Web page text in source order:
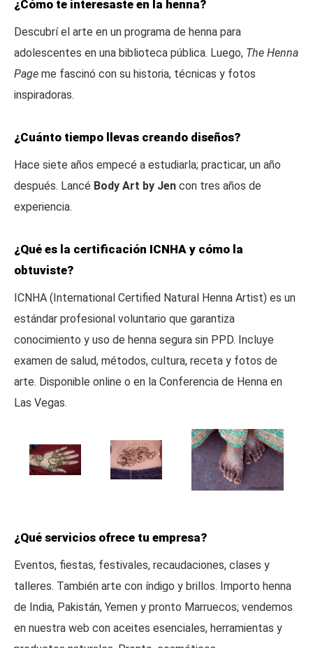
¿Cómo te interesaste en la henna?
Descubrí el arte en un programa de henna para
adolescentes en una biblioteca pública. Luego, The Henna
Page me fascinó con su historia, técnicas y fotos
inspiradoras.
¿Cuánto tiempo llevas creando diseños?
Hace siete años empecé a estudiarla; practicar, un año
después. Lancé Body Art by Jen con tres años de
experiencia.
¿Qué es la certificación ICNHA y cómo la
obtuviste?
ICNHA (International Certified Natural Henna Artist) es un
estándar profesional voluntario que garantiza
conocimiento y uso de henna segura sin PPD. Incluye
examen de salud, métodos, cultura, receta y fotos de
arte. Disponible online o en la Conferencia de Henna en
Las Vegas.
¿Qué servicios ofrece tu empresa?
Eventos, fiestas, festivales, recaudaciones, clases y
talleres. También arte con índigo y brillos. Importo henna
de India, Pakistán, Yemen y pronto Marruecos; vendemos
en nuestra web con aceites esenciales, herramientas y